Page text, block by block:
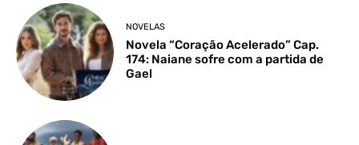
NOVELAS
Novela “Coração Acelerado” Cap.
174: Naiane sofre com a partida de
Gael